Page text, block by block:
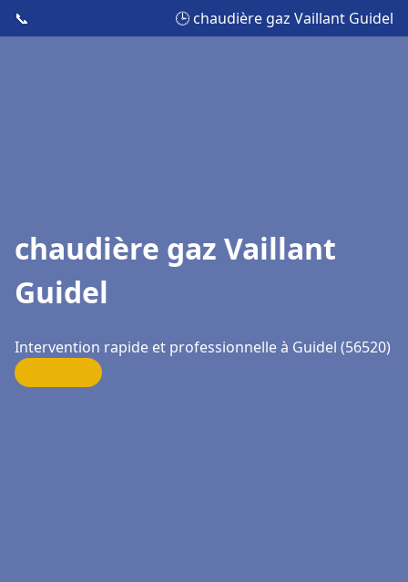
📞 🕒 chaudière gaz Vaillant Guidel
chaudière gaz Vaillant
Guidel
Intervention rapide et professionnelle à Guidel (56520)